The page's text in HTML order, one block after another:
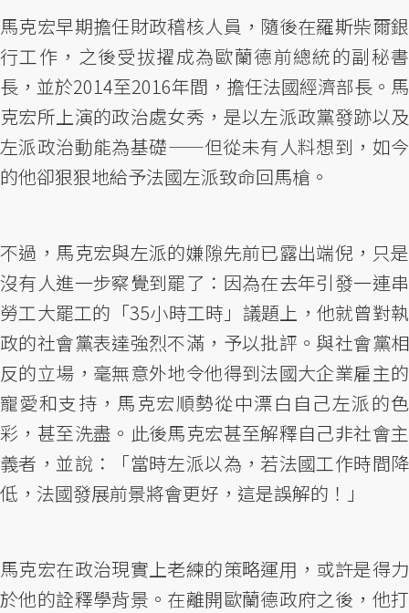
馬克宏早期擔任財政稽核人員，隨後在羅斯柴爾銀
行工作，之後受拔擢成為歐蘭德前總統的副秘書
長，並於2014至2016年間，擔任法國經濟部長。馬
克宏所上演的政治處女秀，是以左派政黨發跡以及
左派政治動能為基礎——但從未有人料想到，如今
的他卻狠狠地給予法國左派致命回馬槍。
不過，馬克宏與左派的嫌隙先前已露出端倪，只是
沒有人進一步察覺到罷了：因為在去年引發一連串
勞工大罷工的「35小時工時」議題上，他就曾對執
政的社會黨表達強烈不滿，予以批評。與社會黨相
反的立場，毫無意外地令他得到法國大企業雇主的
寵愛和支持，馬克宏順勢從中漂白自己左派的色
彩，甚至洗盡。此後馬克宏甚至解釋自己非社會主
義者，並說：「當時左派以為，若法國工作時間降
低，法國發展前景將會更好，這是誤解的！」
馬克宏在政治現實上老練的策略運用，或許是得力
於他的詮釋學背景。在離開歐蘭德政府之後，他打